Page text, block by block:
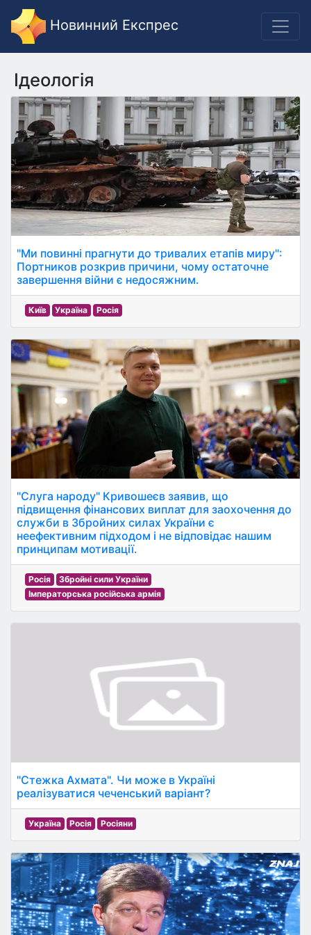
Новинний Експрес
Ідеологія
"Ми повинні прагнути до тривалих етапів миру":
Портников розкрив причини, чому остаточне
завершення війни є недосяжним.
Київ Україна Росія
"Слуга народу" Кривошеєв заявив, що
підвищення фінансових виплат для заохочення до
служби в Збройних силах України є
неефективним підходом і не відповідає нашим
принципам мотивації.
Росія
Збройні сили України
Імператорська російська армія
"Стежка Ахмата". Чи може в Україні
реалізуватися чеченський варіант?
Україна Росія Росіяни